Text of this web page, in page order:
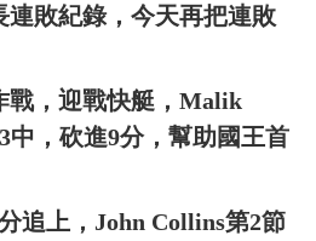
連敗紀錄，今天再把連敗
戰，迎戰快艇，Malik
中，砍進9分，幫助國王首
追上，John Collins第2節